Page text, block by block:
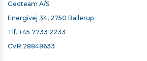
Geoteam A/S
Energivej 34, 2750 Ballerup
Tlf. +45 7733 2233
CVR 28848633